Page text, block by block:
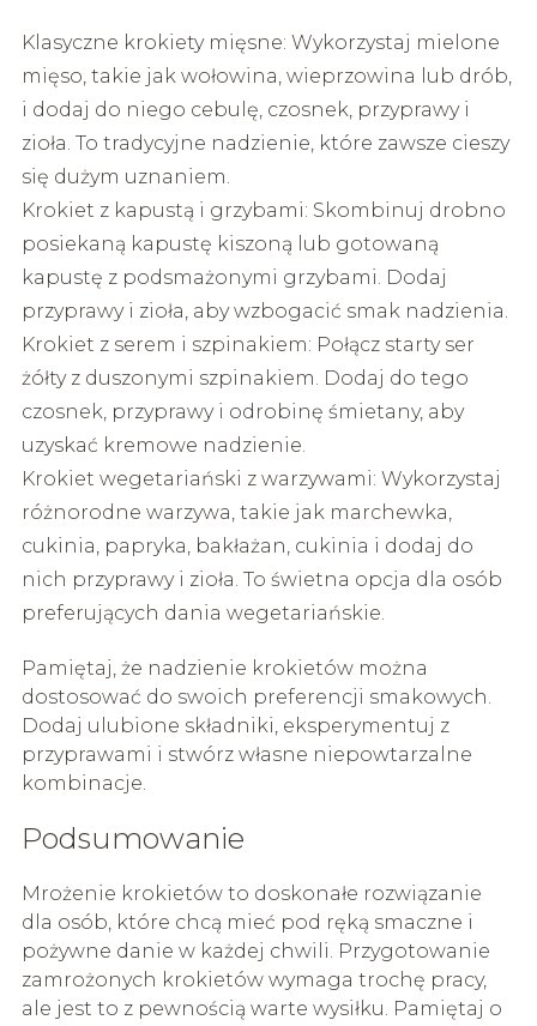
Klasyczne krokiety mięsne: Wykorzystaj mielone
mięso, takie jak wołowina, wieprzowina lub drób,
i dodaj do niego cebulę, czosnek, przyprawy i
zioła. To tradycyjne nadzienie, które zawsze cieszy
się dużym uznaniem.
Krokiet z kapustą i grzybami: Skombinuj drobno
posiekaną kapustę kiszoną lub gotowaną
kapustę z podsmażonymi grzybami. Dodaj
przyprawy i zioła, aby wzbogacić smak nadzienia.
Krokiet z serem i szpinakiem: Połącz starty ser
żółty z duszonymi szpinakiem. Dodaj do tego
czosnek, przyprawy i odrobinę śmietany, aby
uzyskać kremowe nadzienie.
Krokiet wegetariański z warzywami: Wykorzystaj
różnorodne warzywa, takie jak marchewka,
cukinia, papryka, bakłażan, cukinia i dodaj do
nich przyprawy i zioła. To świetna opcja dla osób
preferujących dania wegetariańskie.
Pamiętaj, że nadzienie krokietów można
dostosować do swoich preferencji smakowych.
Dodaj ulubione składniki, eksperymentuj z
przyprawami i stwórz własne niepowtarzalne
kombinacje.
Podsumowanie
Mrożenie krokietów to doskonałe rozwiązanie
dla osób, które chcą mieć pod ręką smaczne i
pożywne danie w każdej chwili. Przygotowanie
zamrożonych krokietów wymaga trochę pracy,
ale jest to z pewnością warte wysiłku. Pamiętaj o